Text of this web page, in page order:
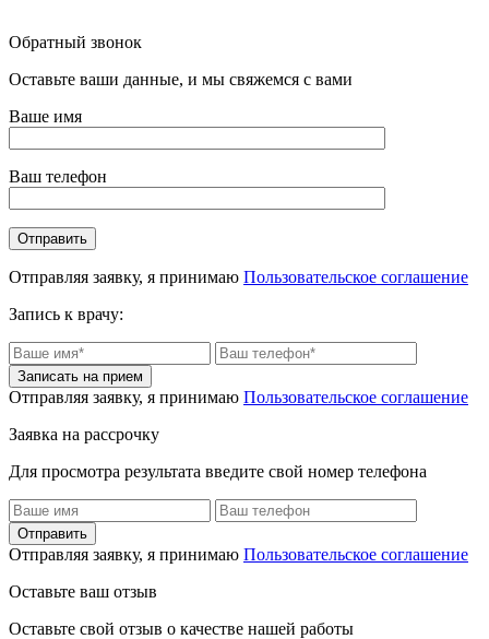
Обратный звонок
Оставьте ваши данные, и мы свяжемся с вами
Ваше имя
Ваш телефон
Отправляя заявку, я принимаю Пользовательское соглашение
Запись к врачу:
Отправляя заявку, я принимаю Пользовательское соглашение
Заявка на рассрочку
Для просмотра результата введите свой номер телефона
Отправляя заявку, я принимаю Пользовательское соглашение
Оставьте ваш отзыв
Оставьте свой отзыв о качестве нашей работы